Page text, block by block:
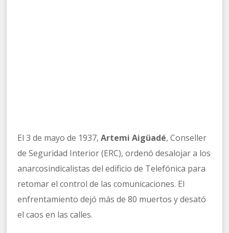
El 3 de mayo de 1937,Artemi Aigüadé, Conseller
de Seguridad Interior (ERC), ordenó desalojar a los
anarcosindicalistas del edificio de Telefónica para
retomar el control de las comunicaciones. El
enfrentamiento dejó más de 80 muertos y desató
el caos en las calles.